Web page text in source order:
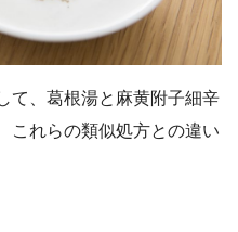
て、葛根湯と麻黄附子細辛
これらの類似処方との違い